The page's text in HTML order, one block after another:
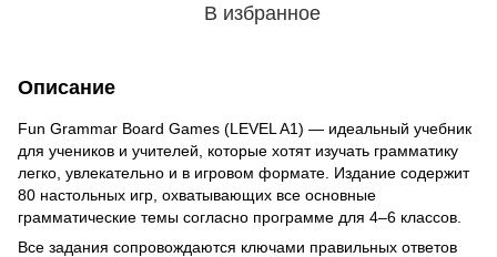
В избранное
Описание
Fun Grammar Board Games (LEVEL A1) — идеальный учебник
для учеников и учителей, которые хотят изучать грамматику
легко, увлекательно и в игровом формате. Издание содержит
80 настольных игр, охватывающих все основные
грамматические темы согласно программе для 4–6 классов.
Все задания сопровождаются ключами правильных ответов